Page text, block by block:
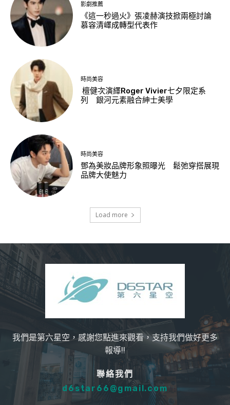
影劇推薦
《這一秒過火》張凌赫演技掀兩極討論
慕容清嶧成轉型代表作
時尚美容
檀健次演繹Roger Vivier七夕限定系
列 銀河元素融合紳士美學
時尚美容
鄧為美妝品牌形象照曝光 鬆弛穿搭展現
品牌大使魅力
Load more
我們是第六星空，感謝您點進來觀看，支持我們做好更多
報導!!
聯絡我們
d6star66@gmail.com